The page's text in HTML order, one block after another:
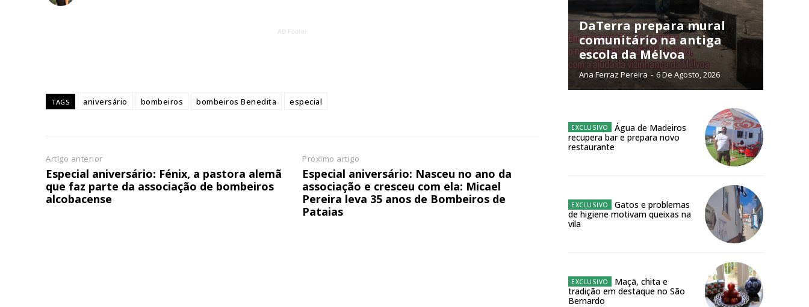
Acesso aos conteúdos Exclusivos para
assinantes
Ofertas para assinatura anual
ASSINATURA
DIGITAL ANUAL
Acesso aos conteúdos Exclusivos para
AD Footer
TAGS aniversário bombeiros bombeiros Benedita especial
Artigo anterior
Especial aniversário: Fénix, a pastora alemã
que faz parte da associação de bombeiros
alcobacense
Próximo artigo
Especial aniversário: Nasceu no ano da
associação e cresceu com ela: Micael
Pereira leva 35 anos de Bombeiros de
Pataias
DaTerra prepara mural
comunitário na antiga
escola da Mélvoa
Ana Ferraz Pereira - 6 De Agosto, 2026
Água de Madeiros
recupera bar e prepara novo
restaurante
Gatos e problemas
de higiene motivam queixas na
vila
Maçã, chita e
tradição em destaque no São
Bernardo